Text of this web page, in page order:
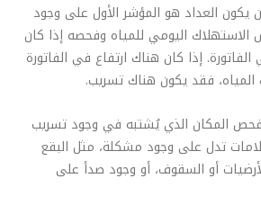
يكون العداد هو المؤشر الأول على وجود
اليومي للمياه وفحصه إذا كان
إذا كان هناك ارتفاع في الفاتورة
فقد يكون هناك تسريب.
المكان الذي يُشتبه في وجود تسريب
تدل على وجود مشكلة، مثل البقع
أو السقوف، أو وجود صدأ على